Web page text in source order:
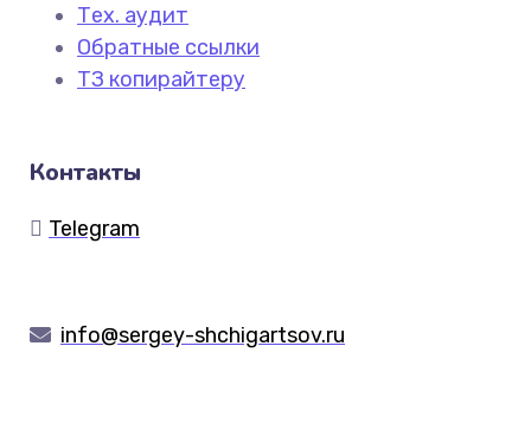
Тех. аудит
Обратные ссылки
ТЗ копирайтеру
Контакты
Telegram
info@sergey-shchigartsov.ru